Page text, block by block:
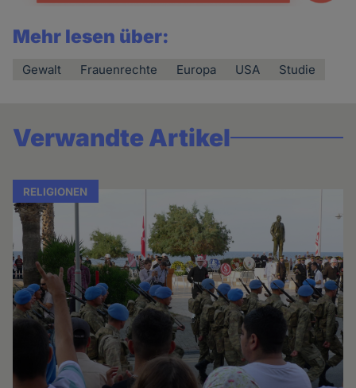
Mehr lesen über:
Gewalt Frauenrechte Europa USA Studie
Verwandte Artikel
RELIGIONEN